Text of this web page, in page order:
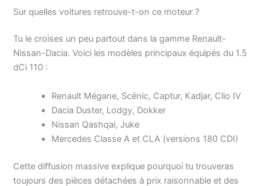
Sur quelles voitures retrouve-t-on ce moteur ?
Tu le croises un peu partout dans la gamme Renault-
Nissan-Dacia. Voici les modèles principaux équipés du 1.5
dCi 110 :
Renault Mégane, Scénic, Captur, Kadjar, Clio IV
Dacia Duster, Lodgy, Dokker
Nissan Qashqai, Juke
Mercedes Classe A et CLA (versions 180 CDI)
Cette diffusion massive explique pourquoi tu trouveras
toujours des pièces détachées à prix raisonnable et des